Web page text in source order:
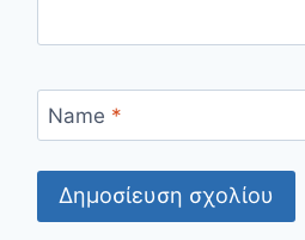
Name *